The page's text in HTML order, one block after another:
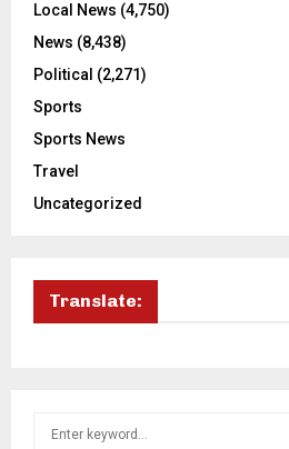
Local News (4,750)
News (8,438)
Political (2,271)
Sports
Sports News
Travel
Uncategorized
Translate: